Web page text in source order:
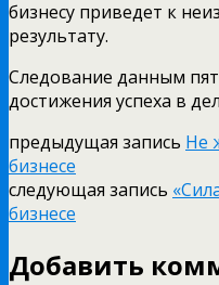
бизнесу приведет к
результату.
Следование данным
достижения успеха в
предыдущая запись Не
бизнесе
следующая запись
бизнесе
Добавить